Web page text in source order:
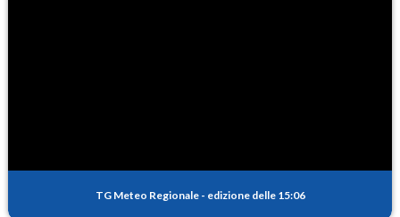
TG Meteo Regionale - edizione delle 15:06